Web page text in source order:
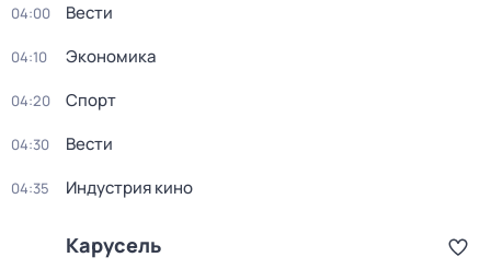
04:00 Вести
04:10 Экономика
04:20 Спорт
04:30 Вести
04:35 Индустрия кино
Карусель